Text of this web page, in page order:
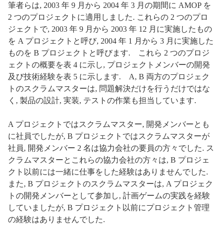
筆者らは, 2003 年 9 月から 2004 年 3 月の期間に AMOP を
2 つのプロジェクトに適用しました. これらの 2 つのプロ
ジェクトで, 2003 年 9 月から 2003 年 12 月に実施したもの
を A プロジェクトと呼び, 2004 年 1 月から 3 月に実施した
ものを B プロジェクトと呼びます. これら 2 つのプロジ
ェクトの概要を表 4 に示し, プロジェクトメンバーの開発
及び技術経験を表 5 に示します. A, B 両方のプロジェク
トのスクラムマスターは, 問題解決だけを行うだけではな
く, 製品の設計, 実装, テストの作業も担当しています.
A プロジェクトではスクラムマスター, 開発メンバーとも
に社員でしたが, B プロジェクトではスクラムマスターが
社員, 開発メンバー 2 名は協力会社の要員の方々でした. ス
クラムマスターとこれらの協力会社の方々は, B プロジェ
クト以前には一緒に仕事をした経験はありませんでした.
また, B プロジェクトのスクラムマスターは, A プロジェク
トの開発メンバーとして参加し, 計画ゲームの実践を経験
していましたが, B プロジェクト以前にプロジェクト管理
の経験はありませんでした.